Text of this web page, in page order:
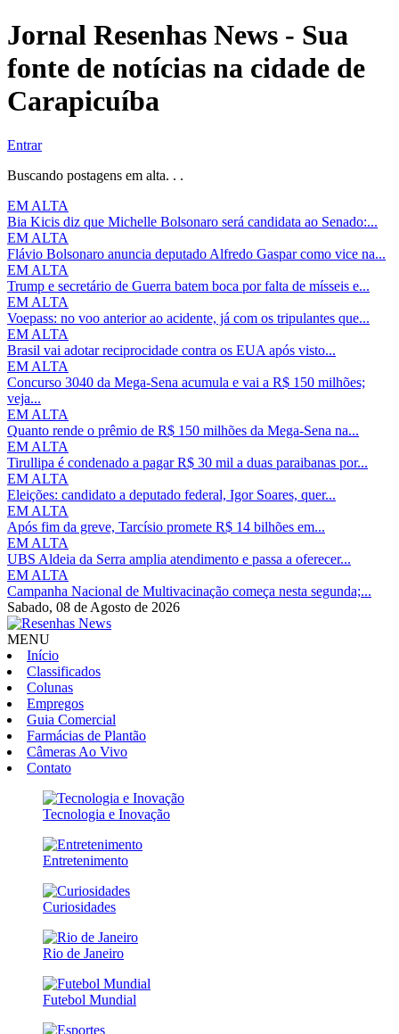
Jornal Resenhas News - Sua
fonte de notícias na cidade de
Carapicuíba
Entrar
Buscando postagens em alta. . .
EM ALTA
Bia Kicis diz que Michelle Bolsonaro será candidata ao Senado:...
EM ALTA
Flávio Bolsonaro anuncia deputado Alfredo Gaspar como vice na...
EM ALTA
Trump e secretário de Guerra batem boca por falta de mísseis e...
EM ALTA
Voepass: no voo anterior ao acidente, já com os tripulantes que...
EM ALTA
Brasil vai adotar reciprocidade contra os EUA após visto...
EM ALTA
Concurso 3040 da Mega-Sena acumula e vai a R$ 150 milhões;
veja...
EM ALTA
Quanto rende o prêmio de R$ 150 milhões da Mega-Sena na...
EM ALTA
Tirullipa é condenado a pagar R$ 30 mil a duas paraibanas por...
EM ALTA
Eleições: candidato a deputado federal, Igor Soares, quer...
EM ALTA
Após fim da greve, Tarcísio promete R$ 14 bilhões em...
EM ALTA
UBS Aldeia da Serra amplia atendimento e passa a oferecer...
EM ALTA
Campanha Nacional de Multivacinação começa nesta segunda;...
Sabado, 08 de Agosto de 2026
MENU
Início
Classificados
Colunas
Empregos
Guia Comercial
Farmácias de Plantão
Câmeras Ao Vivo
Contato
Tecnologia e Inovação
Entretenimento
Curiosidades
Rio de Janeiro
Futebol Mundial